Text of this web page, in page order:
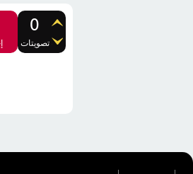
0
تصويتات